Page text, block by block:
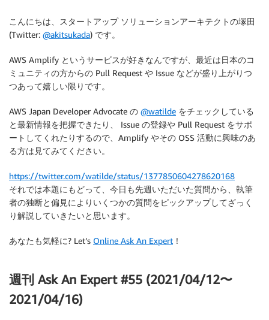
こんにちは、スタートアップ ソリューションアーキテクトの塚田
(Twitter: @akitsukada) です。
AWS Amplify というサービスが好きなんですが、最近は日本のコ
ミュニティの方からの Pull Request や Issue などが盛り上がりつ
つあって嬉しい限りです。
AWS Japan Developer Advocate の @watilde をチェックしている
と最新情報を把握できたり、 Issue の登録や Pull Request をサポ
ートしてくれたりするので、Amplify やその OSS 活動に興味のあ
る方は見てみてください。
https://twitter.com/watilde/status/1377850604278620168
それでは本題にもどって、今日も先週いただいた質問から、執筆
者の独断と偏見によりいくつかの質問をピックアップしてざっく
り解説していきたいと思います。
あなたも気軽に? Let’s Online Ask An Expert ！
週刊 Ask An Expert #55 (2021/04/12〜
2021/04/16)